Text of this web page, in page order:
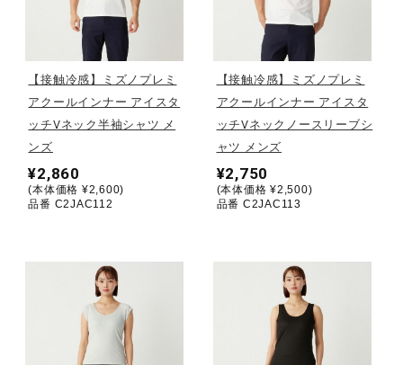
アウトドア／レイン
サポーター
ジュニア／キッズ
メディカル
コラボ／ライセンス
【接触冷感】ミズノプレミ
アクールインナー アイスタ
ッチVネック半袖シャツ メ
ンズ
¥2,860
(本体価格 ¥2,600)
品番 C2JAC112
【接触冷感】ミズノプレミ
アクールインナー アイスタ
ッチVネックノースリーブシ
ャツ メンズ
¥2,750
(本体価格 ¥2,500)
品番 C2JAC113